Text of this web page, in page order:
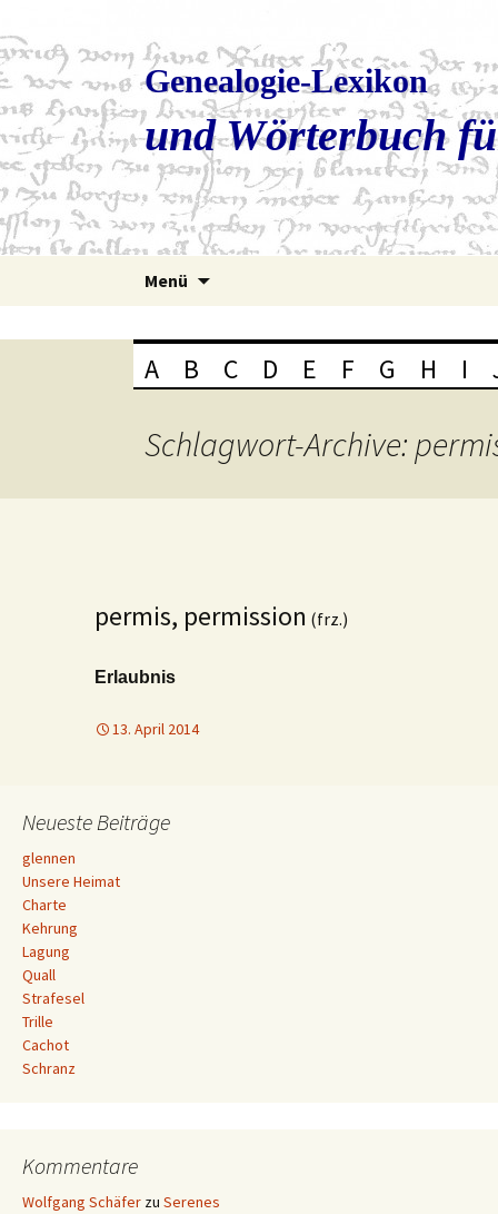
Genealogie-Lexikon
und Wörterbuch
Menü
A B C D E F G H I
Schlagwort-Archive:
permis, permission (frz.)
Erlaubnis
13. April 2014
Neueste Beiträge
glennen
Unsere Heimat
Charte
Kehrung
Lagung
Quall
Strafesel
Trille
Cachot
Schranz
Kommentare
Wolfgang Schäfer zu Serenes